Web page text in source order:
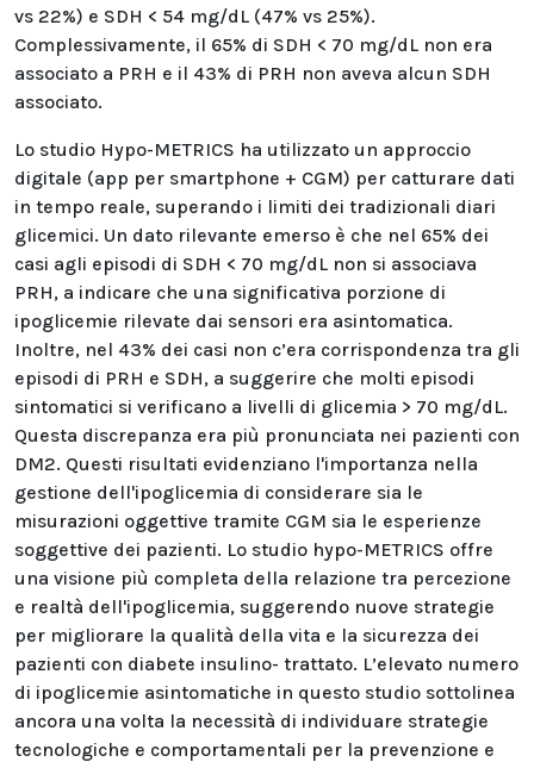
vs 22%) e SDH < 54 mg/dL (47% vs 25%).
Complessivamente, il 65% di SDH < 70 mg/dL non era
associato a PRH e il 43% di PRH non aveva alcun SDH
associato.
Lo studio Hypo-METRICS ha utilizzato un approccio
digitale (app per smartphone + CGM) per catturare dati
in tempo reale, superando i limiti dei tradizionali diari
glicemici. Un dato rilevante emerso è che nel 65% dei
casi agli episodi di SDH < 70 mg/dL non si associava
PRH, a indicare che una significativa porzione di
ipoglicemie rilevate dai sensori era asintomatica.
Inoltre, nel 43% dei casi non c’era corrispondenza tra gli
episodi di PRH e SDH, a suggerire che molti episodi
sintomatici si verificano a livelli di glicemia > 70 mg/dL.
Questa discrepanza era più pronunciata nei pazienti con
DM2. Questi risultati evidenziano l'importanza nella
gestione dell'ipoglicemia di considerare sia le
misurazioni oggettive tramite CGM sia le esperienze
soggettive dei pazienti. Lo studio hypo-METRICS offre
una visione più completa della relazione tra percezione
e realtà dell'ipoglicemia, suggerendo nuove strategie
per migliorare la qualità della vita e la sicurezza dei
pazienti con diabete insulino- trattato. L’elevato numero
di ipoglicemie asintomatiche in questo studio sottolinea
ancora una volta la necessità di individuare strategie
tecnologiche e comportamentali per la prevenzione e